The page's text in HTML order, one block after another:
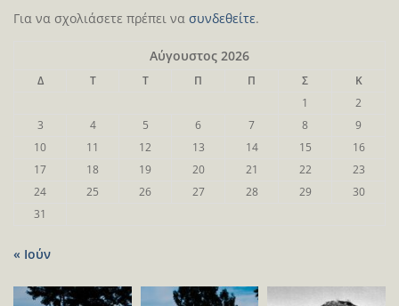
Για να σχολιάσετε πρέπει να συνδεθείτε.
Αύγουστος 2026
Δ Τ Τ Π Π Σ
Κ
1
2
3
4 5 6 7 8
9
10
11 12 13 14 15
16
17
18 19 20 21 22
23
24
25 26 27 28 29
30
31
« Ιούν